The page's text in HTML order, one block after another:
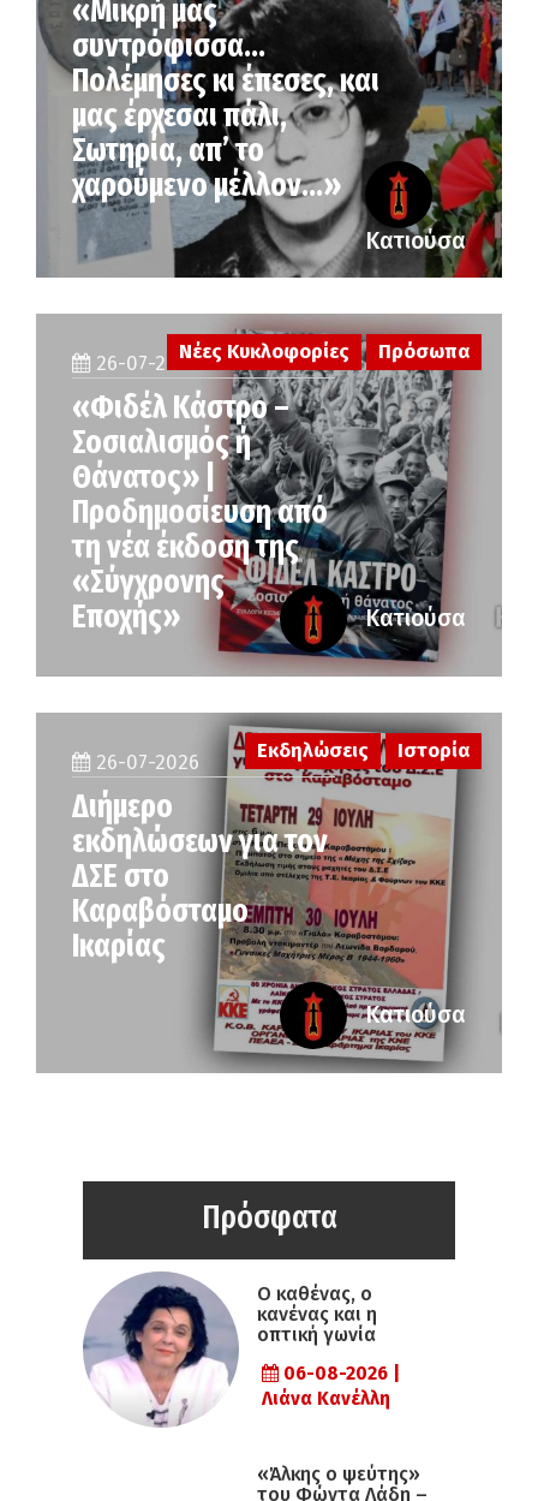
«Μικρή μας
συντρόφισσα…
Πολέμησες κι έπεσες, και
μας έρχεσαι πάλι,
Σωτηρία, απ’ το
χαρούμενο μέλλον…»
Κατιούσα
26-07-2026
«Φιδέλ Κάστρο –
Σοσιαλισμός ή
Θάνατος» |
Προδημοσίευση από
τη νέα έκδοση της
«Σύγχρονης
Εποχής»
Νέες Κυκλοφορίες Πρόσωπα
Κατιούσα
26-07-2026
Διήμερο
εκδηλώσεων για τον
ΔΣΕ στο
Καραβόσταμο
Ικαρίας
Εκδηλώσεις Ιστορία
Κατιούσα
Πρόσφατα
Ο καθένας, ο
κανένας και η
οπτική γωνία
06-08-2026 |
Λιάνα Κανέλλη
«Άλκης ο ψεύτης»
του Φώντα Λάδη –